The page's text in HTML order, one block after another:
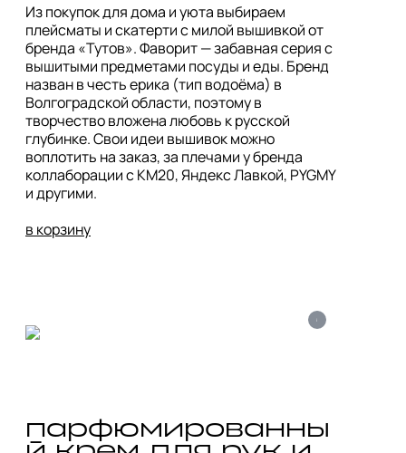
Из покупок для дома и уюта выбираем
плейсматы и скатерти с милой вышивкой от
бренда «Тутов». Фаворит — забавная серия с
вышитыми предметами посуды и еды. Бренд
назван в честь ерика (тип водоёма) в
Волгоградской области, поэтому в
творчество вложена любовь к русской
глубинке. Свои идеи вышивок можно
воплотить на заказ, за плечами у бренда
коллаборации с КМ20, Яндекс Лавкой, PYGMY
и другими.
в корзину
i
парфюмированны